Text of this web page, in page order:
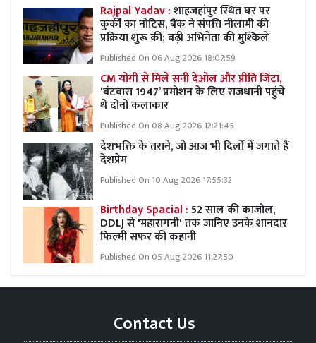
Rajpal Yadav :शाहजहांपुर स्थित घर पर
कुर्की का नोटिस, बैंक ने संपत्ति नीलामी की
प्रक्रिया शुरू की; बढ़ीं अभिनेता की मुश्किलें
Published On 06 Aug 2026 18:07:59
CM योगी से मिले सनी देओल और प्रीति जिंटा,
‘बंटवारा 1947’ प्रमोशन के लिए राजधानी पहुंचे
थे दोनों कलाकार
Published On 08 Aug 2026 12:21:45
देशभक्ति के तराने, जो आज भी दिलों में जगाते हैं
देशप्रेम
Published On 10 Aug 2026 17:55:32
Birthday Spacial :52 साल की काजोल,
DDLJ से 'महारागनी' तक जानिए उनके शानदार
फिल्मी सफर की कहानी
Published On 05 Aug 2026 11:27:50
Contact Us